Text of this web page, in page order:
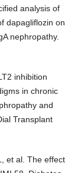
analysis of
dapagliflozin on
nephropathy.
inhibition
in chronic
and
Transplant
et al. The effect